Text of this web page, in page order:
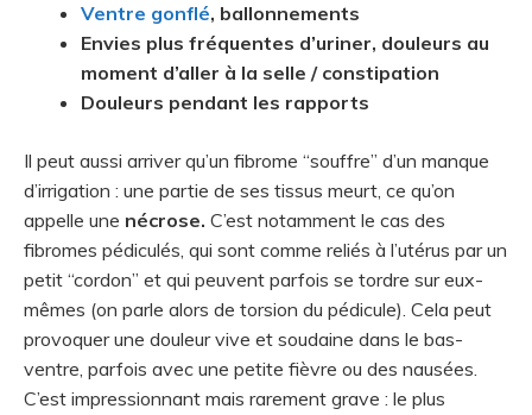
Ventre gonflé, ballonnements
Envies plus fréquentes d’uriner, douleurs au
moment d’aller à la selle / constipation
Douleurs pendant les rapports
Il peut aussi arriver qu’un fibrome “souffre” d’un manque
d’irrigation : une partie de ses tissus meurt, ce qu’on
appelle une nécrose. C’est notamment le cas des
fibromes pédiculés, qui sont comme reliés à l’utérus par un
petit “cordon” et qui peuvent parfois se tordre sur eux-
mêmes (on parle alors de torsion du pédicule). Cela peut
provoquer une douleur vive et soudaine dans le bas-
ventre, parfois avec une petite fièvre ou des nausées.
C’est impressionnant mais rarement grave : le plus